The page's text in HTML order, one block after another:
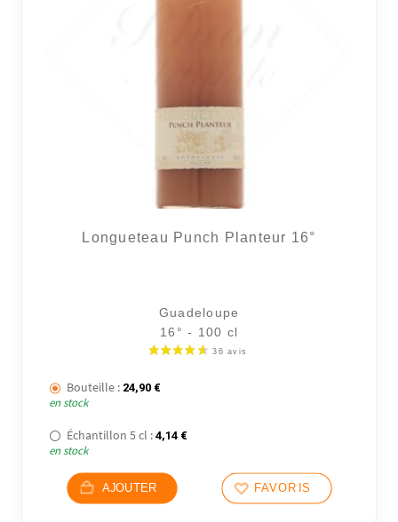
Longueteau Punch Planteur 16°
Guadeloupe
16° - 100 cl
Bouteille : 24,90 €
en stock
Échantillon 5 cl : 4,14 €
en stock
AJOUTER FAVORIS